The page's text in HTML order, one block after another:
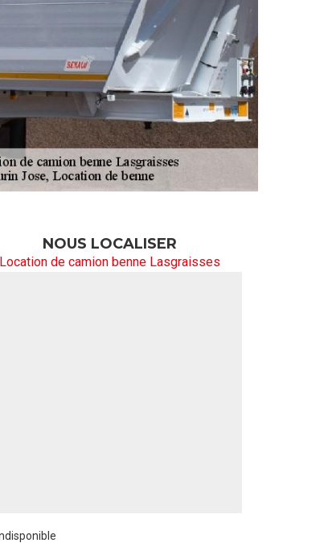
NOUS LOCALISER
Location de camion benne Lasgraisses